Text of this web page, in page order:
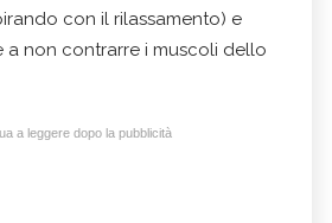
con il rilassamento) e
a non contrarre i muscoli dello
a leggere dopo la pubblicità